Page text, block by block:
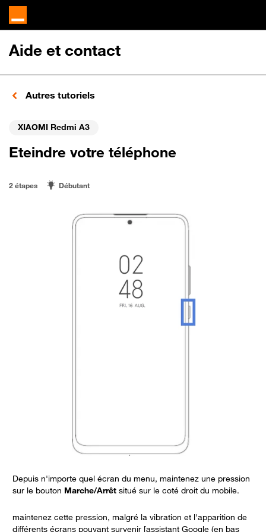
Aide et contact
Autres tutoriels
XIAOMI Redmi A3
Eteindre votre téléphone
2 étapes Débutant
Depuis n'importe quel écran du menu, maintenez une pression
sur le bouton Marche/Arrêt situé sur le coté droit du mobile.
maintenez cette pression, malgré la vibration et l'apparition de
différents écrans pouvant survenir [assistant Google (en bas